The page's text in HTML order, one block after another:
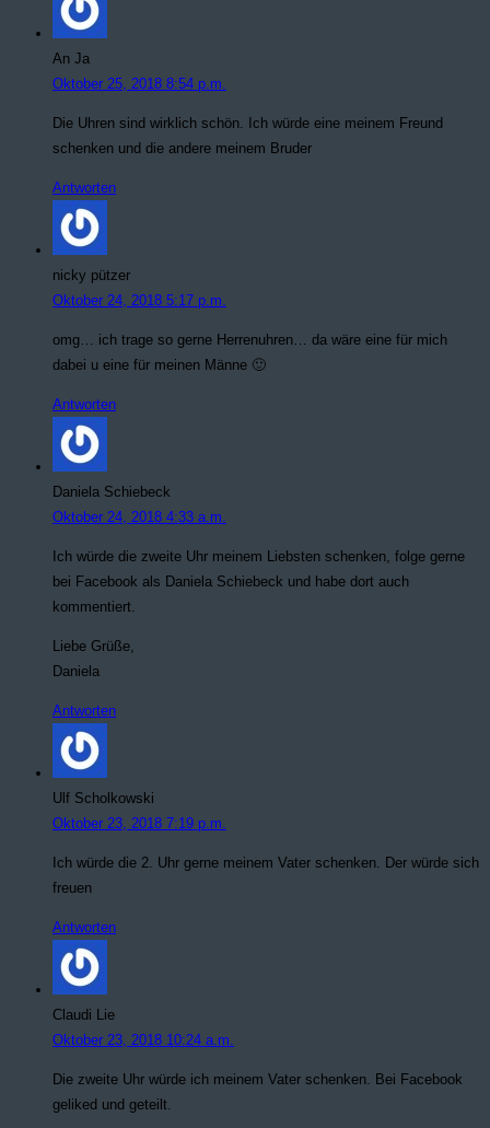
An Ja
Oktober 25, 2018 8:54 p.m.
Die Uhren sind wirklich schön. Ich würde eine meinem Freund
schenken und die andere meinem Bruder
Antworten
nicky pützer
Oktober 24, 2018 5:17 p.m.
omg… ich trage so gerne Herrenuhren… da wäre eine für mich
dabei u eine für meinen Männe 🙂
Antworten
Daniela Schiebeck
Oktober 24, 2018 4:33 a.m.
Ich würde die zweite Uhr meinem Liebsten schenken, folge gerne
bei Facebook als Daniela Schiebeck und habe dort auch
kommentiert.
Liebe Grüße,
Daniela
Antworten
Ulf Scholkowski
Oktober 23, 2018 7:19 p.m.
Ich würde die 2. Uhr gerne meinem Vater schenken. Der würde sich
freuen
Antworten
Claudi Lie
Oktober 23, 2018 10:24 a.m.
Die zweite Uhr würde ich meinem Vater schenken. Bei Facebook
geliked und geteilt.